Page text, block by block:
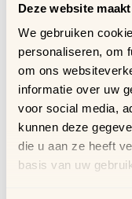
Deze website
We gebruiken
personaliseren, om
om ons
informatie over uw
voor social media,
kunnen deze
die u aan ze heeft
basis van uw
professionele
een favoriete
vakantiegangers.
Ontdek de
Bij Arijs vind je